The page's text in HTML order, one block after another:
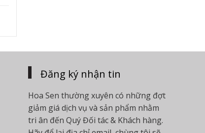
Đăng ký nhận tin
Hoa Sen thường xuyên có những đợt
giảm giá dịch vụ và sản phẩm nhằm
tri ân đến Quý Đối tác & Khách hàng.